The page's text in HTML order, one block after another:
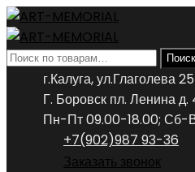
Искать: Поиск
г.Калуга, ул.Глаголева
Г. Боровск пл. Ленина д.
Пн-Пт 09.00-18.00; Сб-
+7(902)987 93-36
Заказать звонок